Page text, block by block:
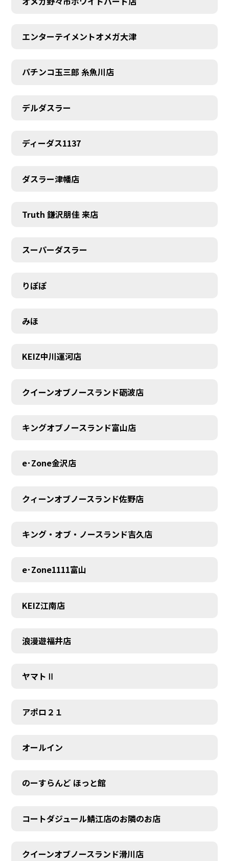
エンターテイメントオメガ大津
パチンコ玉三郎 糸魚川店
デルダスラー
ディーダス1137
ダスラー津幡店
Truth 鎌沢朋佳 来店
スーパーダスラー
りぽぽ
みほ
KEIZ中川運河店
クイーンオブノースランド砺波店
キングオブノースランド富山店
e･Zone金沢店
クィーンオブノースランド佐野店
キング・オブ・ノースランド吉久店
e･Zone1111富山
KEIZ江南店
浪漫遊福井店
ヤマトⅡ
アポロ２１
オールイン
のーすらんど ほっと館
コートダジュール鯖江店のお隣のお店
クイーンオブノースランド滑川店